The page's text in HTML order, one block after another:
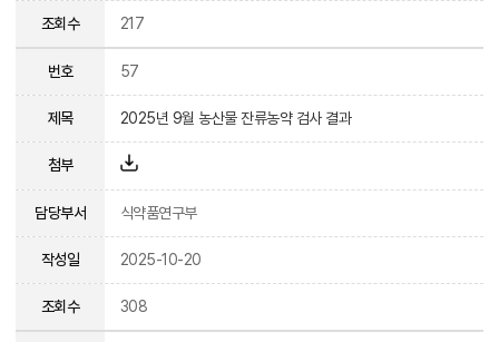
조회수 217
번호 57
제목 2025년 9월 농산물 잔류농약 검사 결과
첨부
담당부서 식약품연구부
작성일 2025-10-20
조회수 308